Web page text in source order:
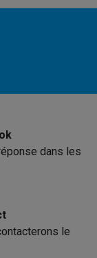
dans les
le